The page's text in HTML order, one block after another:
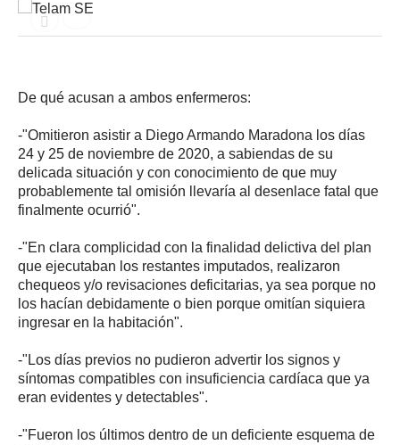
De qué acusan a ambos enfermeros:
-"Omitieron asistir a Diego Armando Maradona los días
24 y 25 de noviembre de 2020, a sabiendas de su
delicada situación y con conocimiento de que muy
probablemente tal omisión llevaría al desenlace fatal que
finalmente ocurrió".
-"En clara complicidad con la finalidad delictiva del plan
que ejecutaban los restantes imputados, realizaron
chequeos y/o revisaciones deficitarias, ya sea porque no
los hacían debidamente o bien porque omitían siquiera
ingresar en la habitación".
-"Los días previos no pudieron advertir los signos y
síntomas compatibles con insuficiencia cardíaca que ya
eran evidentes y detectables".
-"Fueron los últimos dentro de un deficiente esquema de